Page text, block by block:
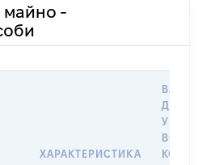
майно -
ХАРАКТЕРИСТИКА
ДАТУ
У